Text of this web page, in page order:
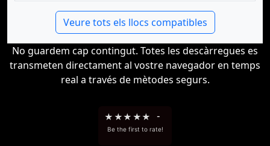
Veure tots els llocs compatibles
No guardem cap contingut. Totes les descàrregues es
transmeten directament al vostre navegador en temps
real a través de mètodes segurs.
★ ★★ ★★ -
Be the first to rate!